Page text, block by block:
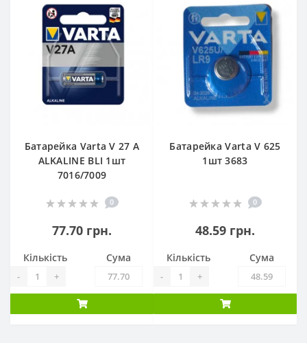
Батарейка Varta V 27 A
ALKALINE BLI 1шт
7016/7009
0
77.70 грн.
Кількість
- +
Сума
Батарейка Varta V 625
1шт 3683
0
48.59 грн.
Кількість
- +
Сума